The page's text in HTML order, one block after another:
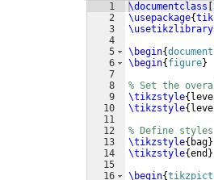
1
2
3
4
5
6
7
8
9
10
11
12
13
14
15
16
\documentclass
\usepackage{
\usetikzlibrary
\begin{document
\begin{ figure}
% Set the
\tikzstyle{
\tikzstyle{
% Define
\tikzstyle{ bag}
\tikzstyle{end }
\begin{